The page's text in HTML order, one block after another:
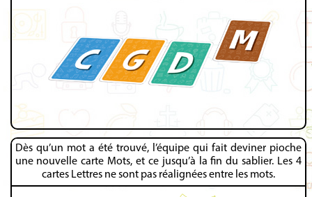
Dès qu’un mot a été trouvé, l’équipe qui fait deviner pioche
une nouvelle carte Mots, et ce jusqu’à la fin du sablier. Les 4
cartes Lettres ne sont pas réalignées entre les mots.